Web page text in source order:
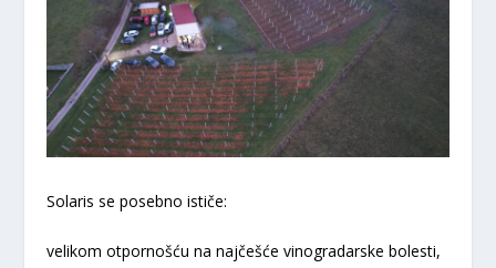
Solaris se posebno ističe:
velikom otpornošću na najčešće vinogradarske bolesti,